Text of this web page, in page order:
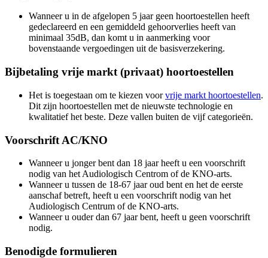
Wanneer u in de afgelopen 5 jaar geen hoortoestellen heeft
gedeclareerd en een gemiddeld gehoorverlies heeft van
minimaal 35dB, dan komt u in aanmerking voor
bovenstaande vergoedingen uit de basisverzekering.
Bijbetaling vrije markt (privaat) hoortoestellen
Het is toegestaan om te kiezen voorvrije markt hoortoestellen.
Dit zijn hoortoestellen met de nieuwste technologie en
kwalitatief het beste. Deze vallen buiten de vijf categorieën.
Voorschrift AC/KNO
Wanneer u jonger bent dan 18 jaar heeft u een voorschrift
nodig van het Audiologisch Centrom of de KNO-arts.
Wanneer u tussen de 18-67 jaar oud bent en het de eerste
aanschaf betreft, heeft u een voorschrift nodig van het
Audiologisch Centrum of de KNO-arts.
Wanneer u ouder dan 67 jaar bent, heeft u geen voorschrift
nodig.
Benodigde formulieren